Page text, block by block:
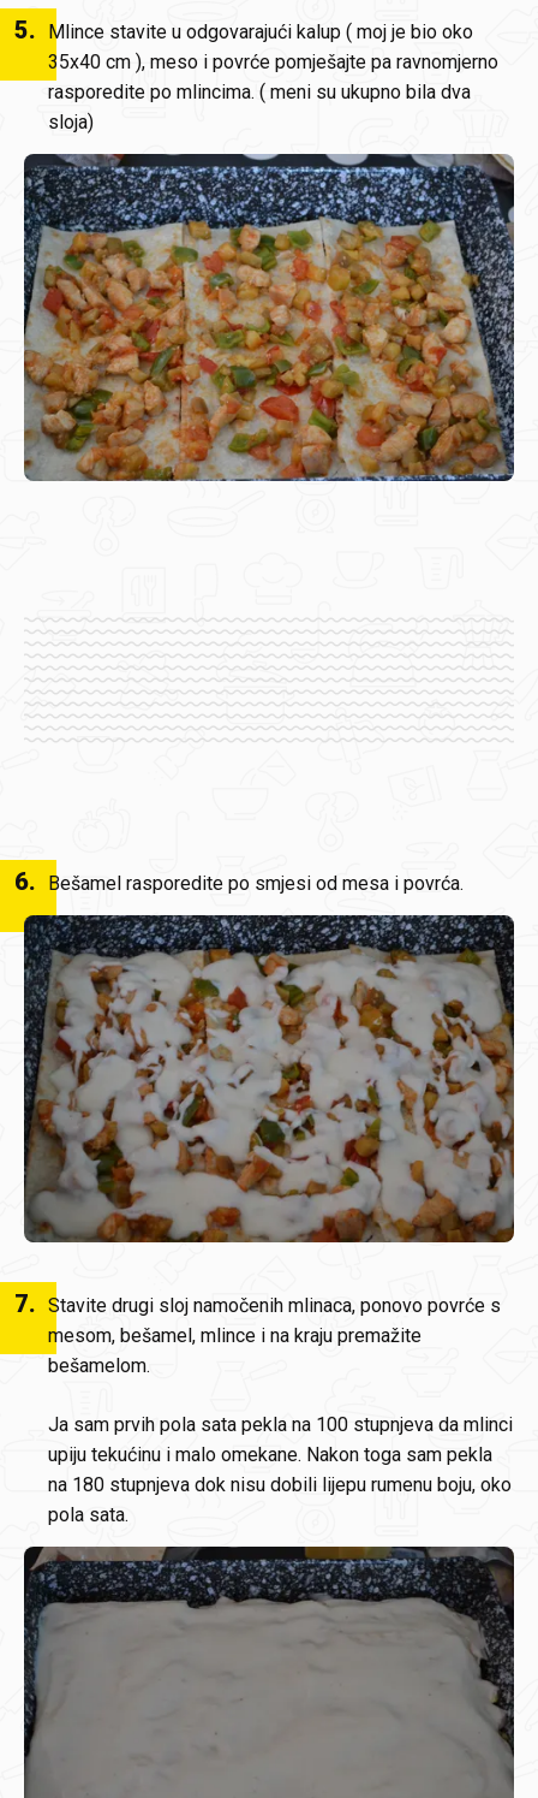
5.
Mlince stavite u odgovarajući kalup ( moj je bio oko
35x40 cm ), meso i povrće pomješajte pa ravnomjerno
rasporedite po mlincima. ( meni su ukupno bila dva
sloja)
6. Bešamel rasporedite po smjesi od mesa i povrća.
7. Stavite drugi sloj namočenih mlinaca, ponovo povrće s
mesom, bešamel, mlince i na kraju premažite
bešamelom.
Ja sam prvih pola sata pekla na 100 stupnjeva da mlinci
upiju tekućinu i malo omekane. Nakon toga sam pekla
na 180 stupnjeva dok nisu dobili lijepu rumenu boju, oko
pola sata.